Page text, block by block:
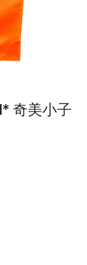
奇美小子